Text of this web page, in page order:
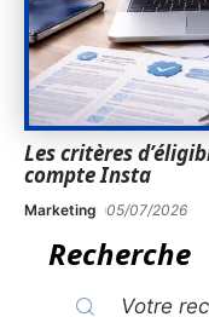
Les critères
compte Insta
Marketing 05/07/2026
Recherche